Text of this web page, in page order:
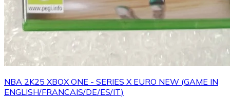
NBA 2K25 XBOX ONE - SERIES X EURO NEW (GAME IN
ENGLISH/FRANCAIS/DE/ES/IT)